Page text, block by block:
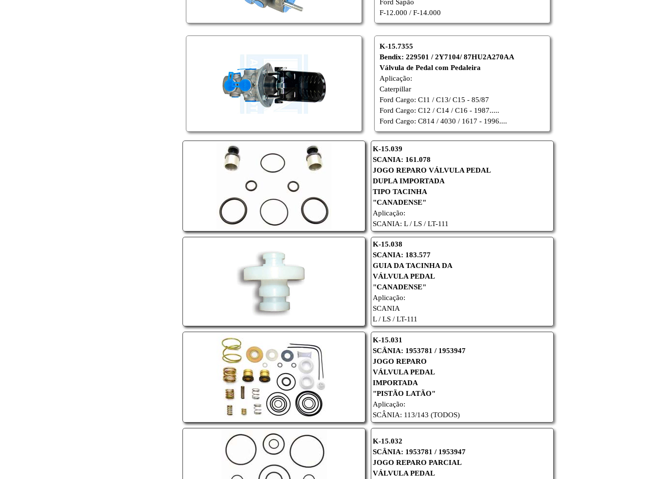
Ford Sapão
F-12.000 / F-14.000
K-15.7355
Bendix: 229501 / 2Y7104/ 87HU2A270AA
Válvula de Pedal com Pedaleira
Aplicação:
Caterpillar
Ford Cargo: C11 / C13/ C15 - 85/87
Ford Cargo: C12 / C14 / C16 - 1987.....
Ford Cargo: C814 / 4030 / 1617 - 1996....
K-15.039
SCANIA: 161.078
JOGO REPARO VÁLVULA PEDAL
DUPLA IMPORTADA
TIPO TACINHA
"CANADENSE"
Aplicação:
SCANIA: L / LS / LT-111
K-15.038
SCANIA: 183.577
GUIA DA TACINHA DA
VÁLVULA PEDAL
"CANADENSE"
Aplicação:
SCANIA
L / LS / LT-111
K-15.031
SCÂNIA: 1953781 / 1953947
JOGO REPARO
VÁLVULA PEDAL
IMPORTADA
"PISTÃO LATÃO"
Aplicação:
SCÂNIA: 113/143 (TODOS)
K-15.032
SCÂNIA: 1953781 / 1953947
JOGO REPARO PARCIAL
VÁLVULA PEDAL